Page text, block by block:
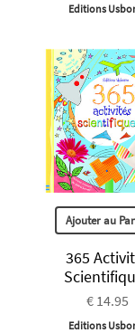
Editions
Ajouter au
365
€ 14.95
Editions